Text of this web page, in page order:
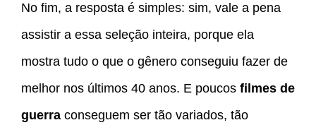
No fim, a resposta é simples: sim, vale a pena
assistir a essa seleção inteira, porque ela
mostra tudo o que o gênero conseguiu fazer de
melhor nos últimos 40 anos. E poucos filmes de
guerra conseguem ser tão variados, tão